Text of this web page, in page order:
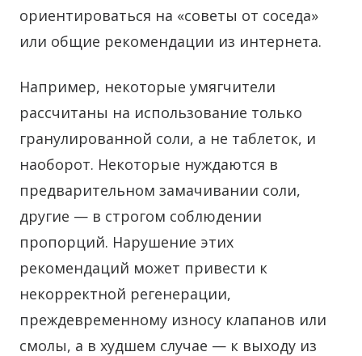
ориентироваться на «советы от соседа»
или общие рекомендации из интернета.
Например, некоторые умягчители
рассчитаны на использование только
гранулированной соли, а не таблеток, и
наоборот. Некоторые нуждаются в
предварительном замачивании соли,
другие — в строгом соблюдении
пропорций. Нарушение этих
рекомендаций может привести к
некорректной регенерации,
преждевременному износу клапанов или
смолы, а в худшем случае — к выходу из